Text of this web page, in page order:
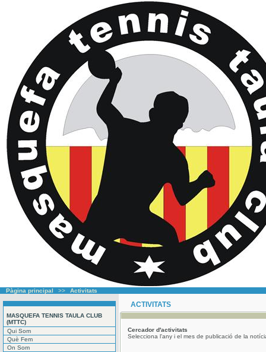
Pàgina principal >> Activitats
MASQUEFA TENNIS TAULA CLUB
(MTTC)
Qui Som
Què Fem
On Som
ACTIVITATS
Cercador d'activitats
Selecciona l'any i el mes de publicació de la